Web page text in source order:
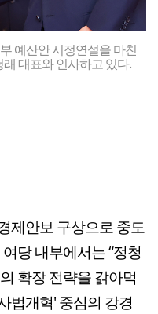
예산안 시정연설을 마친
대표와 인사하고 있다.
제안보 구상으로 중도
당 내부에서는 “정청
확장 전략을 갉아먹
법개혁' 중심의 강경